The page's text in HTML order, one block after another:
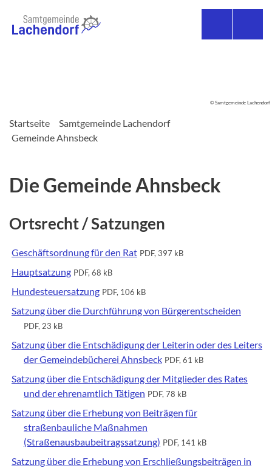
© Samtgemeinde Lachendorf
Startseite
Samtgemeinde Lachendorf
Gemeinde Ahnsbeck
Die Gemeinde Ahnsbeck
Ortsrecht / Satzungen
Geschäftsordnung für den Rat PDF, 397 kB
Hauptsatzung PDF, 68 kB
Hundesteuersatzung PDF, 106 kB
Satzung über die Durchführung von Bürgerentscheiden
PDF, 23 kB
Satzung über die Entschädigung der Leiterin oder des Leiters
der Gemeindebücherei Ahnsbeck PDF, 61 kB
Satzung über die Entschädigung der Mitglieder des Rates
und der ehrenamtlich Tätigen PDF, 78 kB
Satzung über die Erhebung von Beiträgen für
straßenbauliche Maßnahmen
(Straßenausbaubeitragssatzung) PDF, 141 kB
Satzung über die Erhebung von Erschließungsbeiträgen in